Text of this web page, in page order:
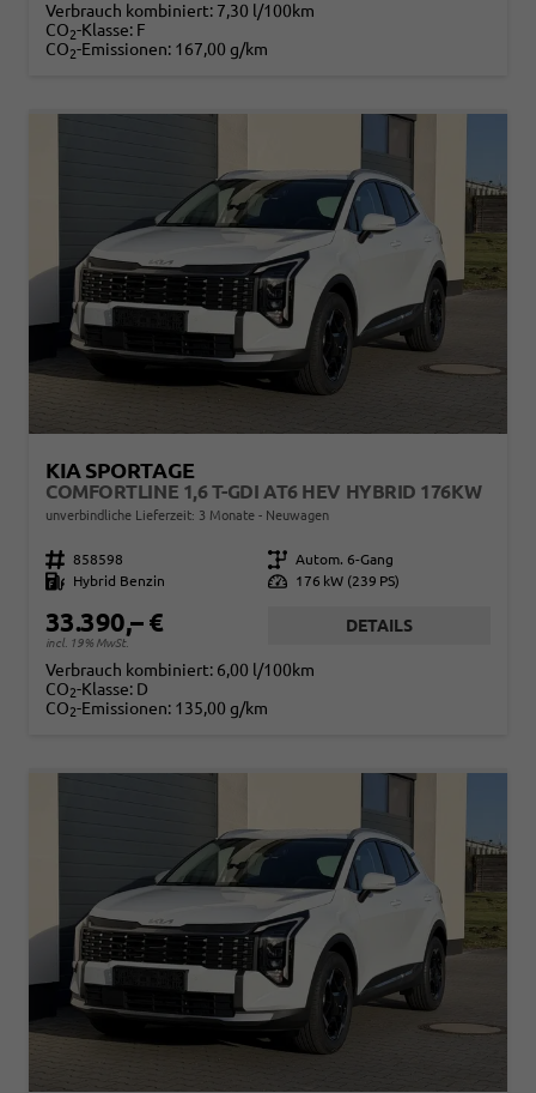
Verbrauch kombiniert: 7,30 l/100km
CO2-Klasse: F
CO2-Emissionen: 167,00 g/km
KIA SPORTAGE
COMFORTLINE 1,6 T-GDI AT6 HEV HYBRID 176KW
unverbindliche Lieferzeit: 3 Monate Neuwagen
Fahrzeugnr. 858598 Getriebe Autom. 6-Gang
Kraftstoff
Hybrid Benzin Leistung 176 kW (239 PS)
33.390,– €
incl. 19% MwSt.
DETAILS
Verbrauch kombiniert: 6,00 l/100km
CO2-Klasse: D
CO2-Emissionen: 135,00 g/km